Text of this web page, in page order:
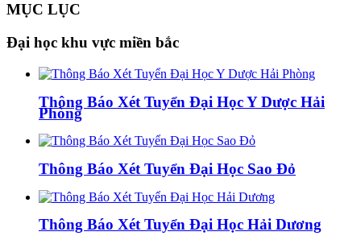
MỤC LỤC
Đại học khu vực miền bắc
Thông Báo Xét Tuyển Đại Học Y Dược Hải
Phòng
Thông Báo Xét Tuyển Đại Học Sao Đỏ
Thông Báo Xét Tuyển Đại Học Hải Dương